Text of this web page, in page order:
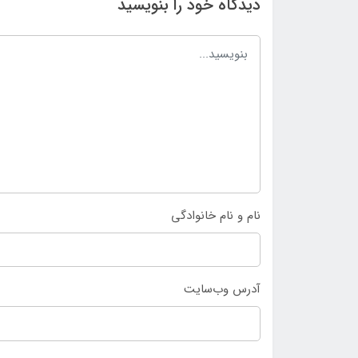
دیدگاه خود را بنویسید
نام و نام خانوادگی
آدرس وب‌سایت